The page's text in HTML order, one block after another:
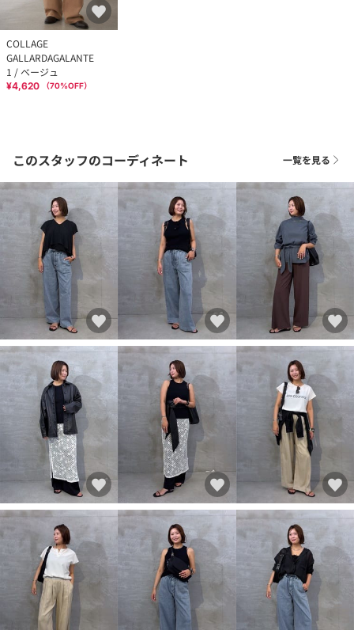
COLLAGE
GALLARDAGALANTE
1 / ベージュ
¥4,620 （70%OFF）
このスタッフのコーディネート 一覧を見る